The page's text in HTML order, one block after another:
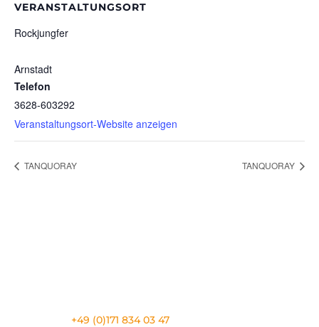
VERANSTALTUNGSORT
Rockjungfer
Arnstadt
Telefon
3628-603292
Veranstaltungsort-Website anzeigen
TANQUORAY TANQUORAY
+49 (0)171 834 03 47